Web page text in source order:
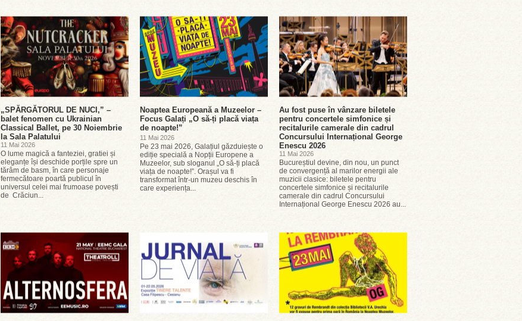
„SPĂRGĂTORUL DE NUCI,” –
balet fenomen cu Ukrainian
Classical Ballet, pe 30 Noiembrie
la Sala Palatului
11 Mai 2026
O lume magică a fanteziei, gratiei și
eleganțe își deschide porțile spre un
tărâm de basm, în care personaje
fermecătoare poartă publicul în
universul celei mai frumoase povești
de Crăciun...
Noaptea Europeană a Muzeelor –
Focus Galați „O să-ți placă viața
de noapte!”
11 Mai 2026
Pe 23 mai 2026, Galațiul găzduiește o
ediție specială a Nopții Europene a
Muzeelor, sub sloganul „O să-ți placă
viața de noapte!”. Orașul va fi
transformat într-un muzeu deschis în
care experiența...
Au fost puse în vânzare biletele
pentru concertele simfonice și
recitalurile camerale din cadrul
Concursului Internațional George
Enescu 2026
11 Mai 2026
Bucureștiul devine, din nou, un punct
de convergență al marilor energii ale
muzicii clasice: biletele pentru
concertele simfonice și recitalurile
camerale din cadrul Concursului
Internațional George Enescu 2026 au...